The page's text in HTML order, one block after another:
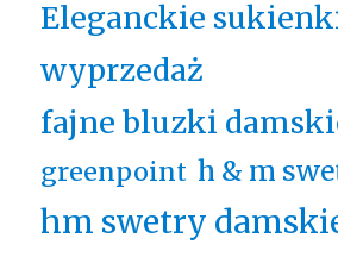
Eleganckie
wyprzedaż
fajne bluzki
greenpoint h & m
hm swetry